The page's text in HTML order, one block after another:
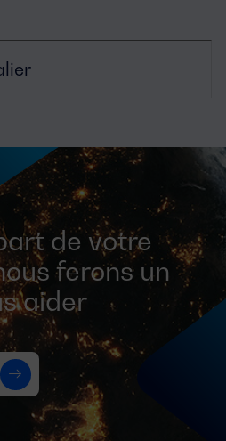
de votre
ferons un
aider